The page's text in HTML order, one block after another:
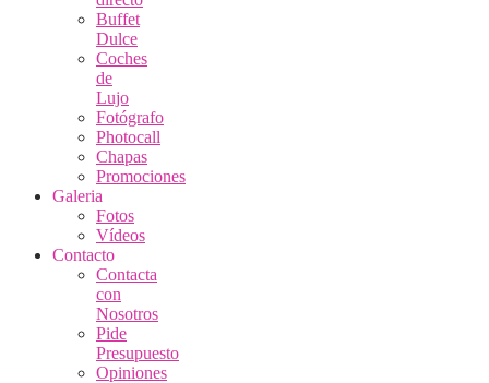
Buffet
Dulce
Coches
de
Lujo
Fotógrafo
Photocall
Chapas
Promociones
Galeria
Fotos
Vídeos
Contacto
Contacta
con
Nosotros
Pide
Presupuesto
Opiniones